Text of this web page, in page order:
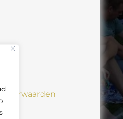
voorwaarden